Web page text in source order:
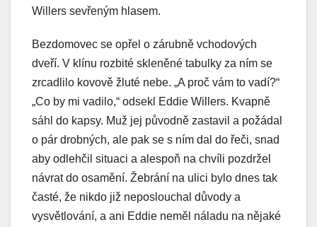
Willers sevřeným hlasem.
Bezdomovec se opřel o zárubně vchodových
dveří. V klínu rozbité skleněné tabulky za ním se
zrcadlilo kovově žluté nebe. „A proč vám to vadí?“
„Co by mi vadilo,“ odsekl Eddie Willers. Kvapně
sáhl do kapsy. Muž jej původně zastavil a požádal
o pár drobných, ale pak se s ním dal do řeči, snad
aby odlehčil situaci a alespoň na chvíli pozdržel
návrat do osamění. Žebrání na ulici bylo dnes tak
časté, že nikdo již neposlouchal důvody a
vysvětlování, a ani Eddie neměl náladu na nějaké